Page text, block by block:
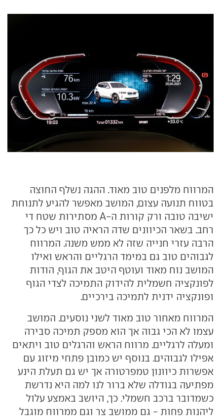
המרווח מלפנים טוב מאוד. ההגה נשלף החוצה
בטווח תנועה עצום, המושב מאפשר להגיע לתנוחת
ישיבה טובה ורק קורות ה-A מסתירות שטח די
רחב. בשאר הכיוונים שדה הראיה טוב ויש כל כך
הרבה עזרי חנייה שזה לא ממש משנה. המרווח
לגבוהים טוב גם במימד הרגליים והראש ואילו
המושב נוח מאוד ועוטף היטב את הגוף, הודות
לפונקציה חשמלית להידוק התמיכה לצדי הגוף
ופונקציה ידנית לתמיכה בירכיים.
המרווח מאחור טוב מאוד לשני נוסעים. המושב
עצמו לא הכי גבוה אך הוא מספק תמיכה סבירה
ומעלה לרגליים. מרווח הראש והרגלים טוב ויתאים
אפילו לגבוהים. בנוסף יש כמובן פתחי מיזוג עם
אפשרות כיוונון טמפרטורה אך יש גם תעלת הינע
מפתיעה בגודלה שלא ברור לנו למה היא נדרשת
כשמדובר ברכב חשמלי. כך, היושב באמצע עלול
ליהנות פחות - גם ממושב צר וגם ממרווח מוגבל